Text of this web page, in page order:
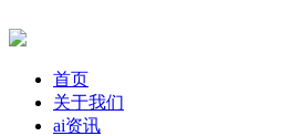
首页
关于我们
ai资讯